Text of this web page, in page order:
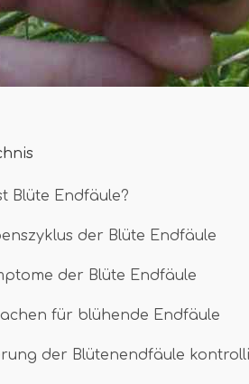
Blüte Endfäule?
der Blüte Endfäule
der Blüte Endfäule
für blühende Endfäule
der Blütenendfäule